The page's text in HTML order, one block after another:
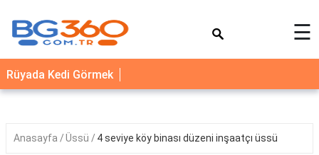
YEMEK
TARİFLERİ
☰
Rüyada Kedi Görmek
Anasayfa Üssü 4 seviye köy binası düzeni inşaatçı üssü